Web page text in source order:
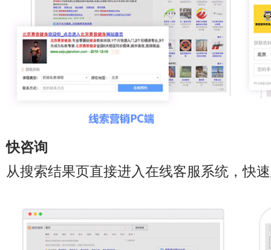
快咨询
从搜索结果页直接进入在线客服系统，快